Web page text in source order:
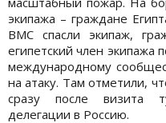
экипажа – граждане
ВМС спасли экипаж,
египетский член экипажа
международному
на атаку. Там отметили,
сразу после визита
делегации в Россию.